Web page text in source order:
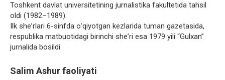
Toshkent davlat universitetining jurnalistika fakultetida tahsil
oldi (1982–1989).
Ilk sheʼrlari 6-sinfda oʻqiyotgan kezlarida tuman gazetasida,
respublika matbuotidagi birinchi sheʼri esa 1979 yili “Gulxan”
jurnalida bosildi.
Salim Ashur faoliyati